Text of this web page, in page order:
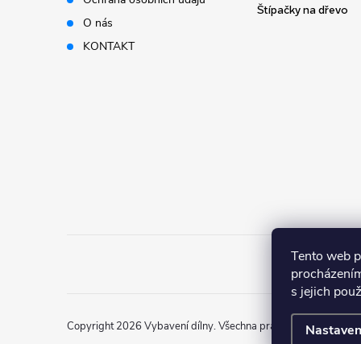
Tento web
s jejich
O nás
KONTAKT
Štípačky na dřevo
Copyright 2026 Vybavení dílny. Všechna práva vyhrazena.